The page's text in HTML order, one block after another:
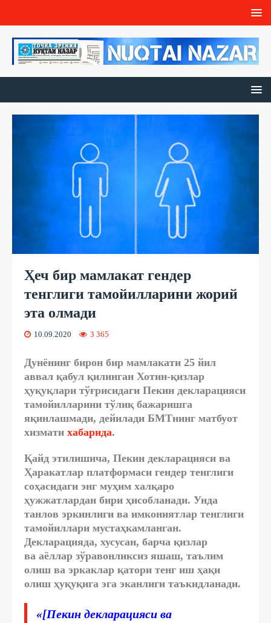
Ҳеч бир мамлакат гендер
тенглиги тамойилларини жорий
эта олмади
10.09.2020 3 365
Дунёнинг бирон бир мамлакати 25 йил
аввал қабул қилинган Хотин-қизлар
ҳуқуқлари тўғрисидаги Пекин декларацияси
тамойилларини тўлиқ бажаришга
яқинлашмади, дейилади БМТнинг матбуот
хизмати хабарида.
Қайд этилишича, Пекин декларацияси ва
Ҳаракатлар платформаси гендер тенглиги
соҳасидаги энг муҳим халқаро
ҳужжатлардан бири ҳисобланади. Унда
танлов эркинлиги ва имкониятлар тенглиги
тамойиллари мустаҳкамланган.
Декларацияда, хусусан, барча қизлар
ва аёллар зўравонликсиз яшаш, таълим
олиш ва эркаклар қатори тенг иш ҳақи
олиш ҳуқуқига эга эканлиги таъкидланади.
«[Пекин декларацияси ва